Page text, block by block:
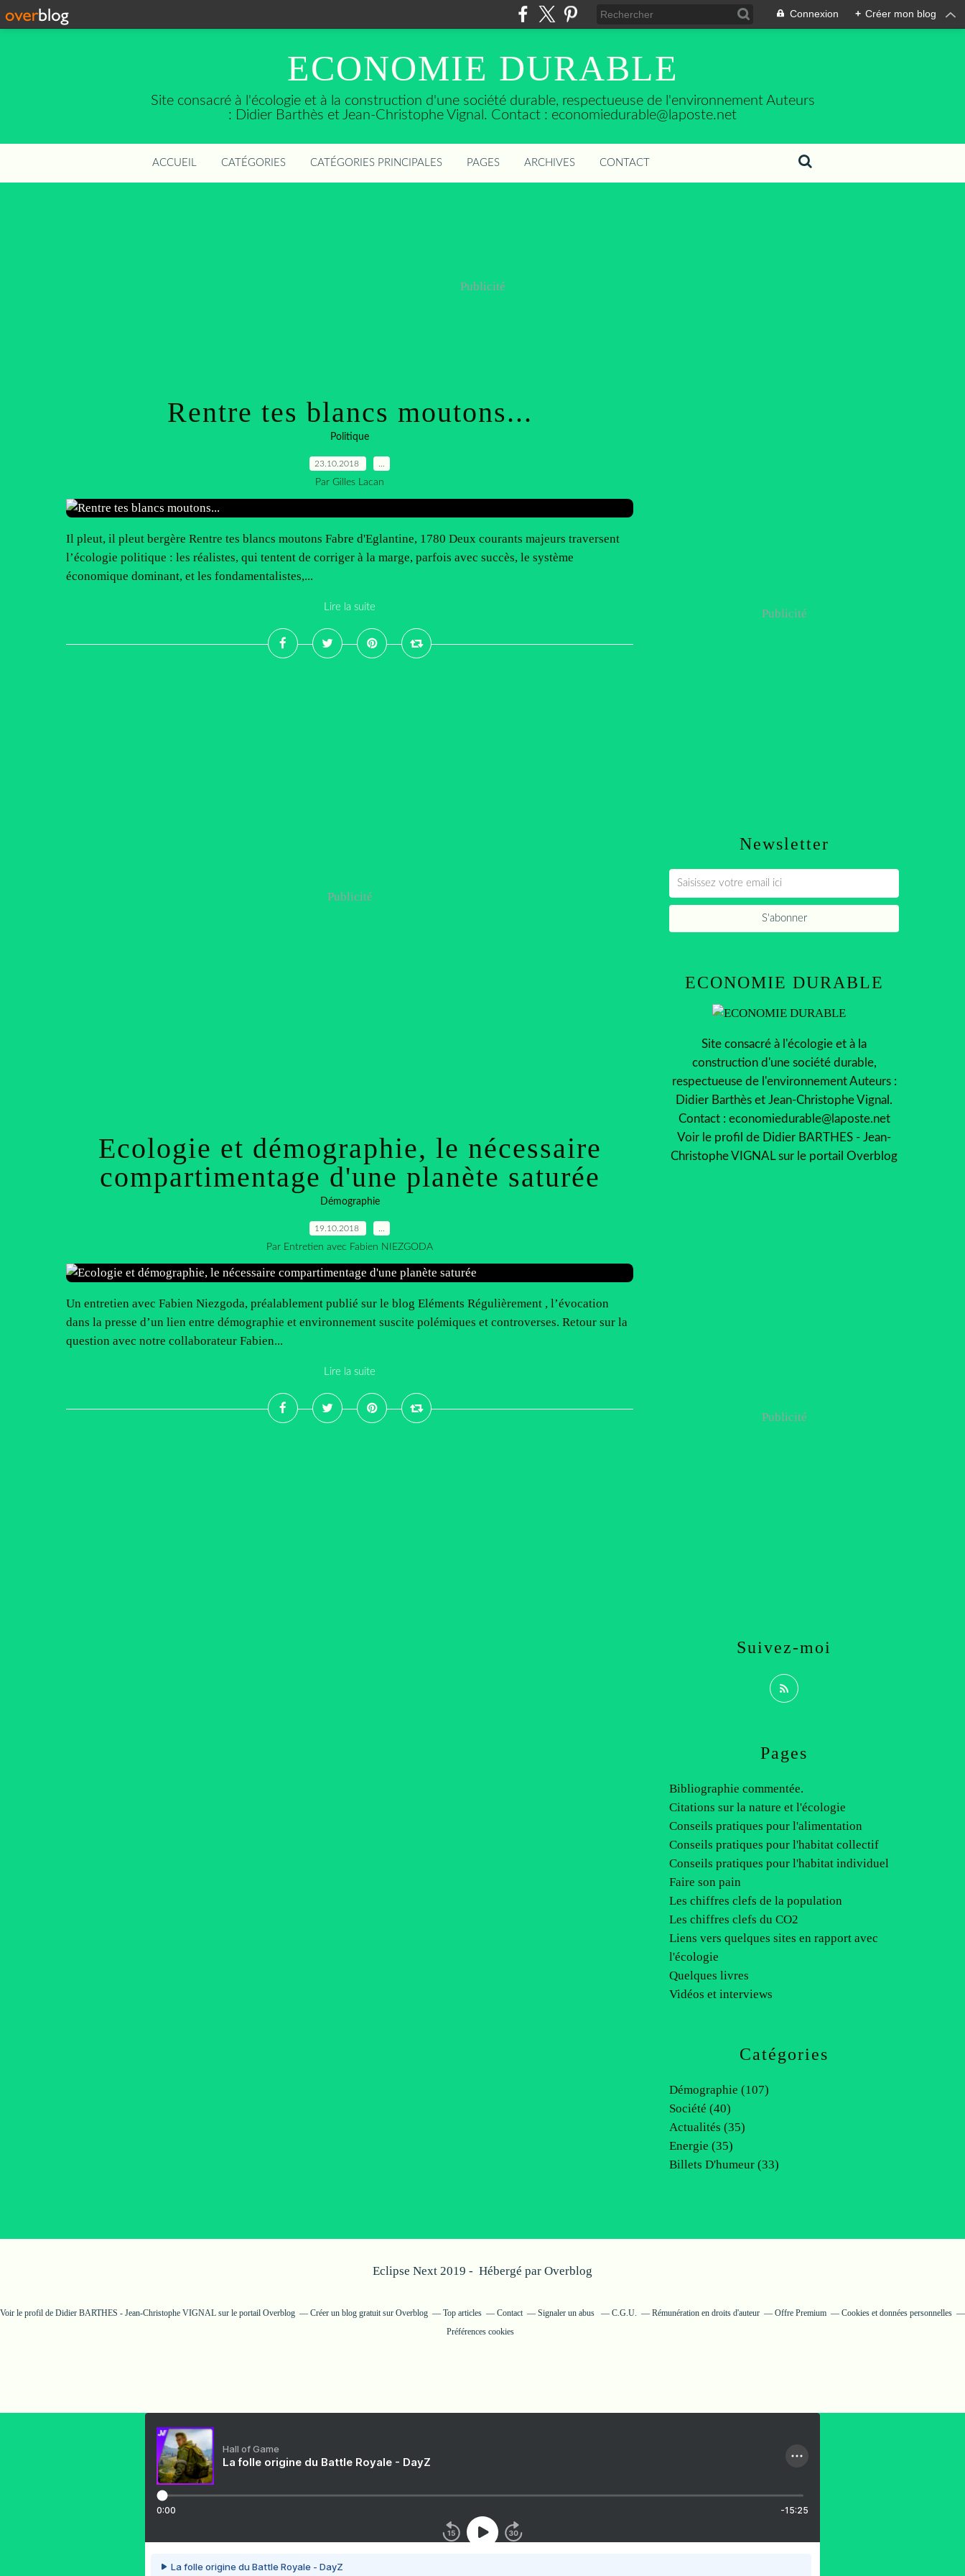
Connexion + Créer mon blog
ECONOMIE DURABLE
Site consacré à l'écologie et à la construction d'une société durable, respectueuse de l'environnement Auteurs
: Didier Barthès et Jean-Christophe Vignal. Contact : economiedurable@laposte.net
ACCUEIL CATÉGORIES CATÉGORIES PRINCIPALES PAGES ARCHIVES CONTACT
Publicité
Rentre tes blancs moutons...
Politique
23.10.2018
Par Gilles Lacan
Il pleut, il pleut bergère Rentre tes blancs moutons Fabre d'Eglantine, 1780 Deux courants majeurs traversent
l’écologie politique : les réalistes, qui tentent de corriger à la marge, parfois avec succès, le système
économique dominant, et les fondamentalistes,...
Lire la suite
Publicité
Ecologie et démographie, le nécessaire
compartimentage d'une planète saturée
Démographie
19.10.2018
Par Entretien avec Fabien NIEZGODA
Un entretien avec Fabien Niezgoda, préalablement publié sur le blog Eléments Régulièrement , l’évocation
dans la presse d’un lien entre démographie et environnement suscite polémiques et controverses. Retour sur la
question avec notre collaborateur Fabien...
Lire la suite
Newsletter
Publicité
Catégories
Démographie (107)
Société (40)
Actualités (35)
Energie (35)
Billets D'humeur (33)
Pages
Bibliographie commentée.
Citations sur la nature et l'écologie
Conseils pratiques pour l'alimentation
Conseils pratiques pour l'habitat collectif
Conseils pratiques pour l'habitat individuel
Faire son pain
Les chiffres clefs de la population
Les chiffres clefs du CO2
Liens vers quelques sites en rapport avec
l'écologie
Quelques livres
Vidéos et interviews
ECONOMIE DURABLE
Site consacré à l'écologie et à la
construction d'une société durable,
respectueuse de l'environnement Auteurs :
Didier Barthès et Jean-Christophe Vignal.
Contact : economiedurable@laposte.net
Voir le profil de Didier BARTHES - Jean-
Christophe VIGNALsur le portail Overblog
Suivez-moi
Publicité
Eclipse Next 2019 - Hébergé par Overblog
Voir le profil de Didier BARTHES - Jean-Christophe VIGNAL sur le portail Overblog Créer un blog gratuit sur Overblog Top articles Contact Signaler un abus C.G.U. Rémunération en droits d'auteur Offre Premium
Cookies et données personnelles
Préférences cookies
Hall of Game
La folle origine du Battle Royale - DayZ
0:00 -15:25
La folle origine du Battle Royale - DayZ